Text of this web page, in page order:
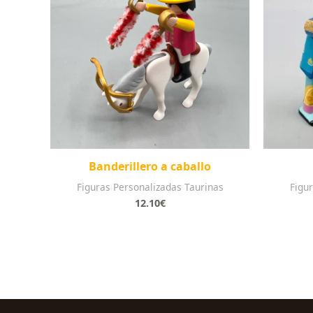
Banderillero a caballo
Figuras Personalizadas Taurinas
12.10€